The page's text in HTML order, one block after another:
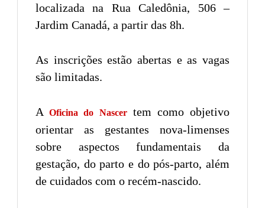
localizada na Rua Caledônia, 506 –
Jardim Canadá, a partir das 8h.
As inscrições estão abertas e as vagas
são limitadas.
AOficina do Nascertem como objetivo
orientar as gestantes nova-limenses
sobre aspectos fundamentais da
gestação, do parto e do pós-parto, além
de cuidados com o recém-nascido.